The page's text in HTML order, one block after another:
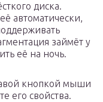
диска.
автоматически,
займёт у
её на ночь.
кнопкой мыши
его свойства.